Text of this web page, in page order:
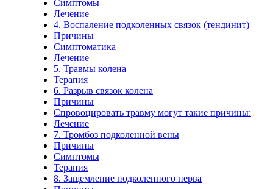
Симптомы
Лечение
4. Воспаление подколенных связок (тендинит)
Причины
Симптоматика
Лечение
5. Травмы колена
Терапия
6. Разрыв связок колена
Причины
Спровоцировать травму могут такие причины:
Лечение
7. Тромбоз подколенной вены
Причины
Симптомы
Терапия
8. Защемление подколенного нерва